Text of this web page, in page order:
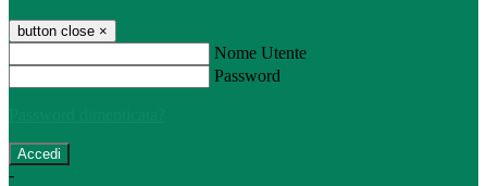
button close ×
Nome Utente
Password
-